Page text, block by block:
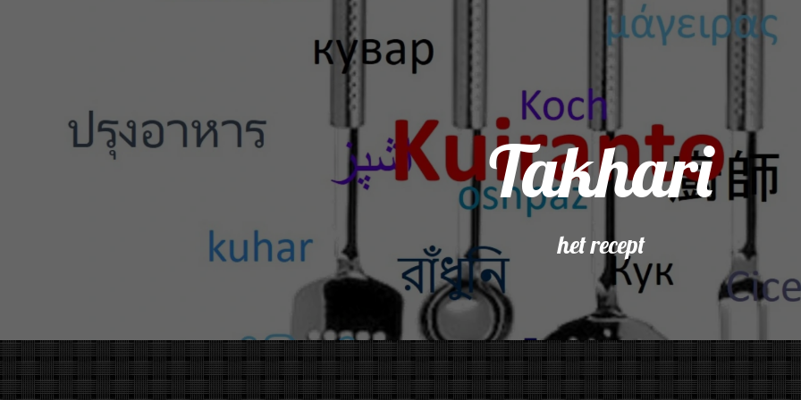
Takhari
het recept